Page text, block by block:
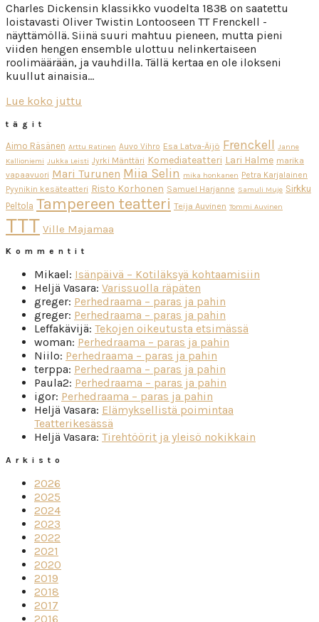
Charles Dickensin klassikko vuodelta 1838 on saatettu
loistavasti Oliver Twistin Lontooseen TT Frenckell -
näyttämöllä. Siinä suuri mahtuu pieneen, mutta pieni
viiden hengen ensemble ulottuu nelinkertaiseen
roolimäärään, ja vauhdilla. Tällä kertaa en ole ilokseni
kuullut ainaisia…
Lue koko juttu
tägit
Aimo Räsänen Arttu Ratinen Auvo Vihro Esa Latva-Äijö Frenckell
Janne
Kallioniemi
Jukka Leisti Jyrki Mänttäri Komediateatteri Lari Halme marika
vapaavuori Mari Turunen Miia Selin mika honkanen Petra Karjalainen
Pyynikin kesäteatteri Risto Korhonen Samuel Harjanne Samuli Muje Sirkku
Peltola Tampereen teatteri Teija Auvinen Tommi Auvinen
TTT Ville Majamaa
Kommentit
Mikael: Isänpäivä – Kotiläksyä kohtaamisiin
Heljä Vasara: Varissuolla räpäten
greger: Perhedraama – paras ja pahin
greger: Perhedraama – paras ja pahin
Leffakävijä: Tekojen oikeutusta etsimässä
woman: Perhedraama – paras ja pahin
Niilo: Perhedraama – paras ja pahin
terppa: Perhedraama – paras ja pahin
Paula2: Perhedraama – paras ja pahin
igor: Perhedraama – paras ja pahin
Heljä Vasara: Elämyksellistä poimintaa
Teatterikesässä
Heljä Vasara: Tirehtöörit ja yleisö nokikkain
Arkisto
2026
2025
2024
2023
2022
2021
2020
2019
2018
2017
2016